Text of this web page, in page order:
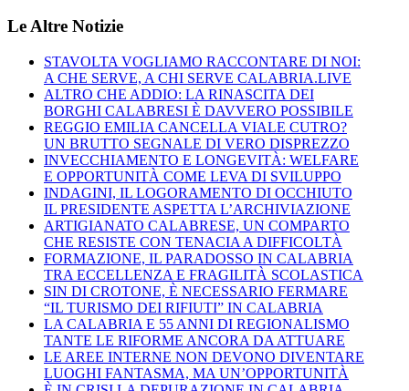
Le Altre Notizie
STAVOLTA VOGLIAMO RACCONTARE DI NOI:
A CHE SERVE, A CHI SERVE CALABRIA.LIVE
ALTRO CHE ADDIO: LA RINASCITA DEI
BORGHI CALABRESI È DAVVERO POSSIBILE
REGGIO EMILIA CANCELLA VIALE CUTRO?
UN BRUTTO SEGNALE DI VERO DISPREZZO
INVECCHIAMENTO E LONGEVITÀ: WELFARE
E OPPORTUNITÀ COME LEVA DI SVILUPPO
INDAGINI, IL LOGORAMENTO DI OCCHIUTO
IL PRESIDENTE ASPETTA L’ARCHIVIAZIONE
ARTIGIANATO CALABRESE, UN COMPARTO
CHE RESISTE CON TENACIA A DIFFICOLTÀ
FORMAZIONE, IL PARADOSSO IN CALABRIA
TRA ECCELLENZA E FRAGILITÀ SCOLASTICA
SIN DI CROTONE, È NECESSARIO FERMARE
“IL TURISMO DEI RIFIUTI” IN CALABRIA
LA CALABRIA E 55 ANNI DI REGIONALISMO
TANTE LE RIFORME ANCORA DA ATTUARE
LE AREE INTERNE NON DEVONO DIVENTARE
LUOGHI FANTASMA, MA UN’OPPORTUNITÀ